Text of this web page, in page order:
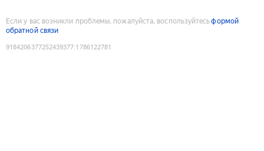
Если у вас возникли проблемы, пожалуйста, воспользуйтесьформой
обратной связи
9184206377252439377:1786122781